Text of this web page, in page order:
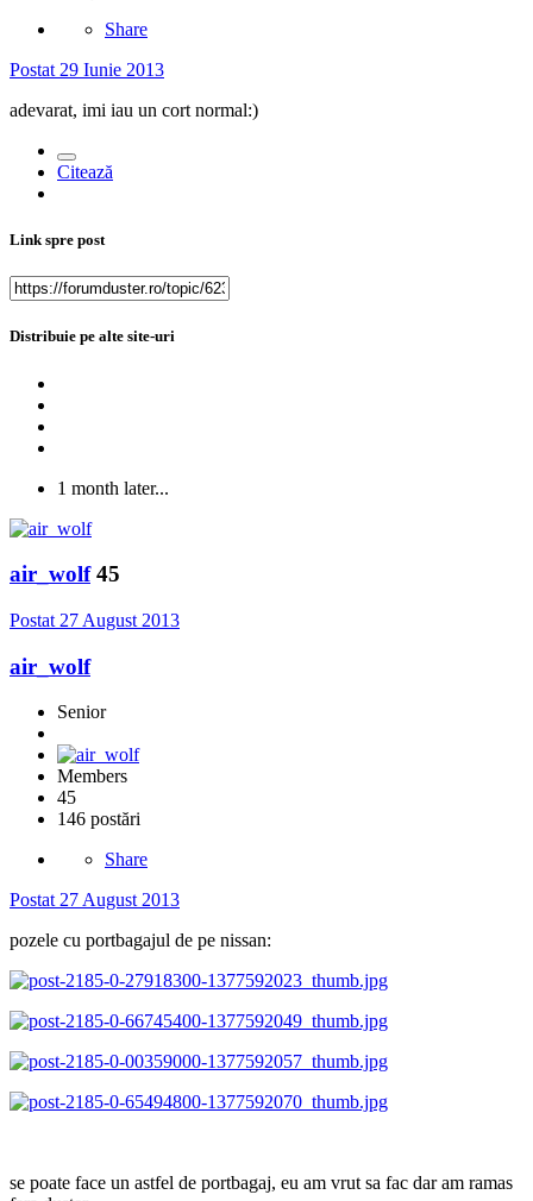
Share
Postat 29 Iunie 2013
adevarat, imi iau un cort normal:)
Citează
Link spre post
Distribuie pe alte site-uri
1 month later...
air_wolf 45
Postat 27 August 2013
air_wolf
Senior
Members
45
146 postări
Share
Postat27 August 2013
pozele cu portbagajul de pe nissan:
se poate face un astfel de portbagaj, eu am vrut sa fac dar am ramas